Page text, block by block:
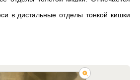
в дистальные отделы тонкой кишки